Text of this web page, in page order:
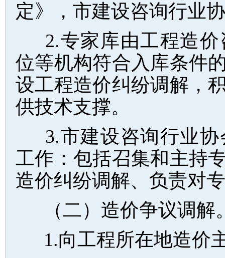
定》，市建设咨询行业
2.专家库由工程造
位等机构符合入库条件
设工程造价纠纷调解，
供技术支撑。
3.市建设咨询行业
工作：包括召集和主持
造价纠纷调解、负责对
（二）造价争议调解
1.向工程所在地造价